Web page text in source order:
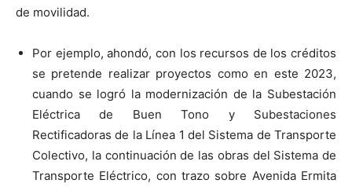
de movilidad.
Por ejemplo, ahondó, con los recursos de los créditos
se pretende realizar proyectos como en este 2023,
cuando se logró la modernización de la Subestación
Eléctrica de Buen Tono y Subestaciones
Rectificadoras de la Línea 1 del Sistema de Transporte
Colectivo, la continuación de las obras del Sistema de
Transporte Eléctrico, con trazo sobre Avenida Ermita